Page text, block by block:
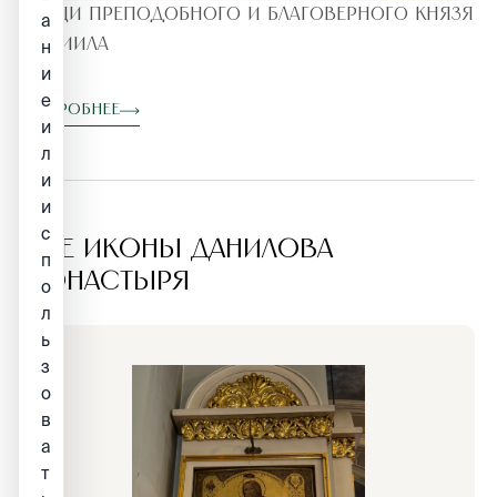
Мощи преподобного и благоверного князя
Даниила
Подробнее
ВСЕ ИКОНЫ ДАНИЛОВА
МОНАСТЫРЯ
а
н
и
е
и
л
и
и
с
п
о
л
ь
з
о
в
а
т